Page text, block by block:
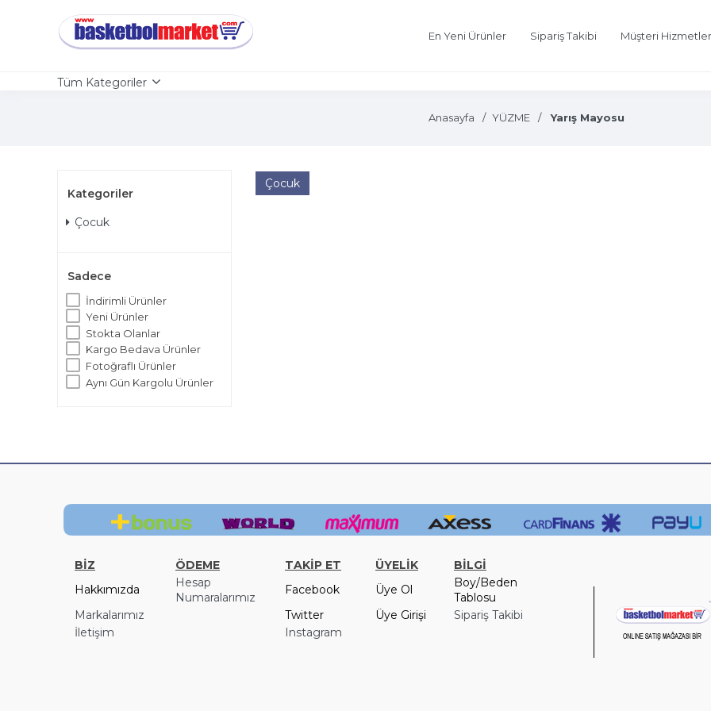
En Yeni Ürünler Sipariş Takibi Müşteri
Tüm Kategoriler
Anasayfa YÜZME Yarış Mayosu
Kategoriler
Çocuk
Sadece
İndirimli Ürünler
Yeni Ürünler
Stokta Olanlar
Kargo Bedava Ürünler
Fotoğraflı Ürünler
Aynı Gün Kargolu Ürünler
Çocuk
BİZ ÖDEME TAKİP ET ÜYELİK
BİLGİ
Hakkımızda
Hesap
Numaralarımız
Facebook Üye Ol
Boy/Beden
Tablosu
Markalarımız
Twitter Üye Girişi
Sipariş Takibi
İletişim
Instagram